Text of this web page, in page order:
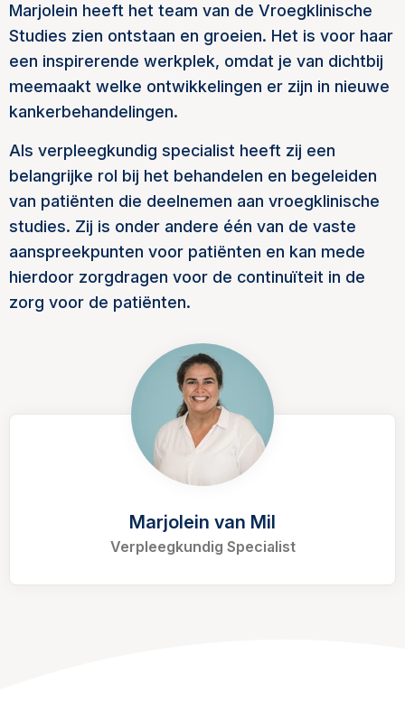
Marjolein heeft het team van de Vroegklinische
Studies zien ontstaan en groeien. Het is voor haar
een inspirerende werkplek, omdat je van dichtbij
meemaakt welke ontwikkelingen er zijn in nieuwe
kankerbehandelingen.
Als verpleegkundig specialist heeft zij een
belangrijke rol bij het behandelen en begeleiden
van patiënten die deelnemen aan vroegklinische
studies. Zij is onder andere één van de vaste
aanspreekpunten voor patiënten en kan mede
hierdoor zorgdragen voor de continuïteit in de
zorg voor de patiënten.
Marjolein van Mil
Verpleegkundig Specialist